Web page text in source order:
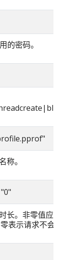
的密码。
称。
长。非零值应包
表示请求不会超